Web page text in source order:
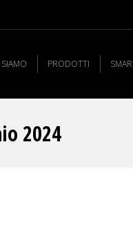
PRODOTTI
2024